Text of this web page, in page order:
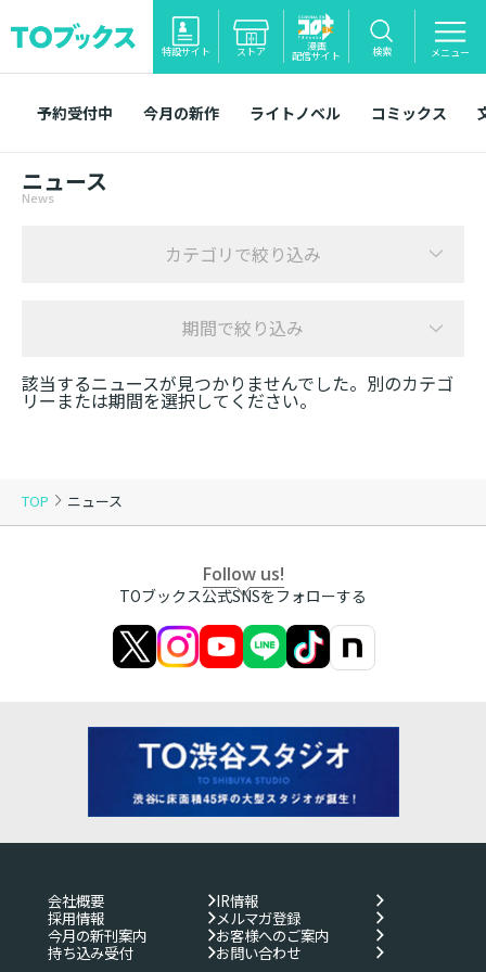
特設サイト ストア 漫画
配信サイト 検索 メニュー
予約受付中 今月の新作 ライトノベル コミックス
TOP ニュース
ニュース
News
カテゴリで絞り込み
期間で絞り込み
該当するニュースが見つかりませんでした。別のカテゴ
リーまたは期間を選択してください。
Follow us!
TOブックス公式SNSをフォローする
会社概要
IR情報
採用情報
メルマガ登録
今月の新刊案内
お客様へのご案内
持ち込み受付
お問い合わせ